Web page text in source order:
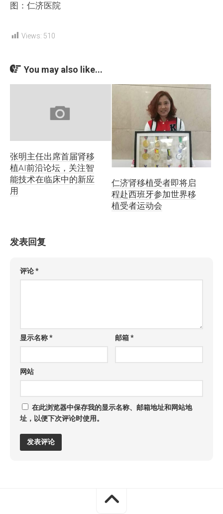
图：仁济医院
Views: 510
You may also like...
张明主任出席首届肾移
植AI前沿论坛，关注智
能技术在临床中的新应
用
仁济肾移植受者即将启
程赴西班牙参加世界移
植受者运动会
发表回复
评论*
显示名称* 邮箱*
网站
在此浏览器中保存我的显示名称、邮箱地址和网站地
址，以便下次评论时使用。